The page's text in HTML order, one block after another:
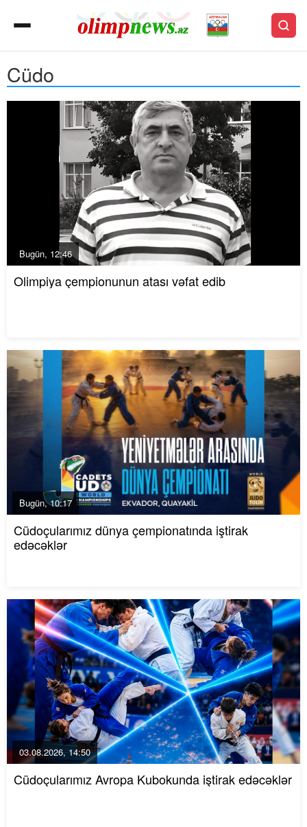
Cüdo
Bugün, 12:46
Olimpiya çempionunun atası vəfat edib
Bugün, 10:17
Cüdoçularımız dünya çempionatında iştirak
edəcəklər
03.08.2026, 14:50
Cüdoçularımız Avropa Kubokunda iştirak edəcəklər